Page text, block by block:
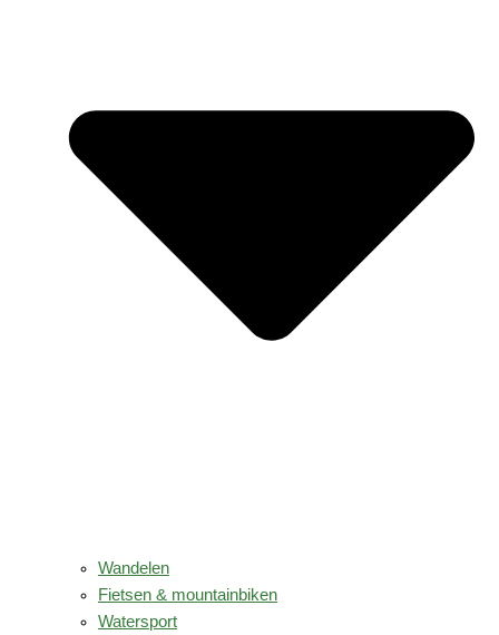
Wandelen
Fietsen & mountainbiken
Watersport